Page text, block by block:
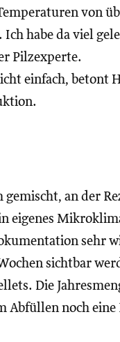
von
habe da viel
Pilzexperte.
einfach, betont
an der
eigenes
sehr
sichtbar
Die
Abfüllen noch